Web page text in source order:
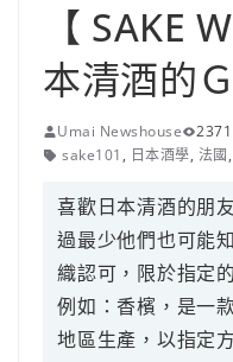
【 SAKE
本清酒的
Umai Newshouse
sake101 , 日本酒學, 法國,
喜歡日本清酒的朋
過最少他們也可能
織認可，限於指定
例如：香檳 ，是一
地區生產，以指定